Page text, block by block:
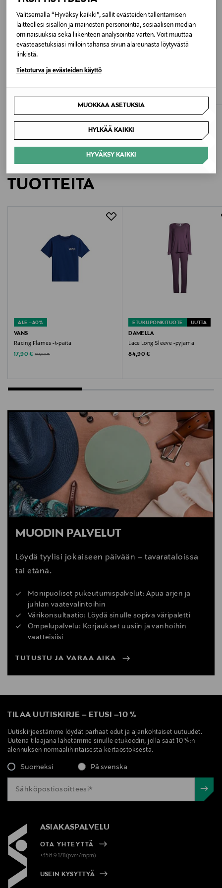
Valitsemalla “Hyväksy kaikki”, sallit evästeiden tallentamisen
laitteellesi sisällön ja mainosten personointia, sosiaalisen median
ominaisuuksia sekä liikenteen analysointia varten. Voit muuttaa
evästeasetuksiasi milloin tahansa sivun alareunasta löytyvästä
linkistä.
Tietoturva ja evästeiden käyttö
MUOKKAA ASETUKSIA
HYLKÄÄ KAIKKI
HYVÄKSY KAIKKI
Valmistajan tuotenumero
VN0A4MQ3FOB1
Valmistaja
Valmistajan osoite
Kalkbrænderiløbskaj 8, st., 2100 København Ø,
Denmark
Digitaalinen osoite
https://www.vans.fi/help/contact-us.html
Vans, paita, t-paita, trikoopaita, puuvillapaita, nuorten
POLO RALPH LAUREN
Original Price
50,00 €
Original Price
12,99 €
LISÄÄ KIINNOSTAVIA
TUOTTEITA
ALE –40%
VANS
Racing Flames -t-paita
Discounted Price
17,90 € Original Price
30,00 €
ETUKUPONKITUOTE UUTTA
DAMELLA
Lace Long Sleeve -pyjama
Original Price
84,90 €
MUODIN PALVELUT
Löydä tyylisi jokaiseen päivään – tavarataloissa
tai etänä.
Monipuoliset pukeutumispalvelut: Apua arjen ja
juhlan vaatevalintoihin
Värikonsultaatio: Löydä sinulle sopiva väripaletti
Ompelupalvelu: Korjaukset uusiin ja vanhoihin
vaatteisiisi
TUTUSTU JA VARAA AIKA
TILAA UUTISKIRJE – ETUSI –10 %
Uutiskirjeestämme löydät parhaat edut ja ajankohtaiset uutuudet.
Uutena tilaajana lähetämme sinulle etukoodin, jolla saat 10 %:n
alennuksen normaalihintaisesta kertaostoksesta.
Suomeksi På svenska
ASIAKASPALVELU
OTA YHTEYTTÄ
+358 9 1211(pvm/mpm)
USEIN KYSYTTYÄ